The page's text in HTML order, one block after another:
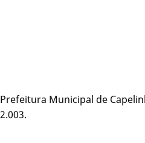
Prefeitura Municipal de
2.003.